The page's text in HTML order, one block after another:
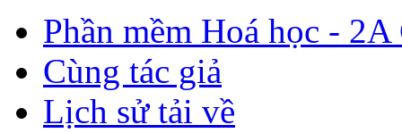
Phần mềm Hoá học -
Cùng tác giả
Lịch sử tải về